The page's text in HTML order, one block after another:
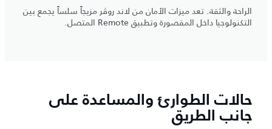
الراحة والثقة. تعد ميزات الأمان من لاند روڤر مزيجاً سلساً يجمع بين
التكنولوجيا داخل المقصورة وتطبيق Remote المتصل.
حالات الطوارئ والمساعدة على
جانب الطريق